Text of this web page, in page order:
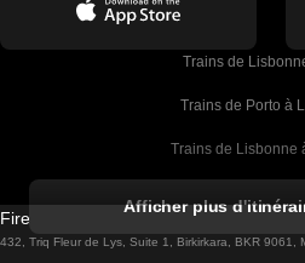
Trains de
Trains de Porto à
Trains de Lisbonne
Trains de Lisbonne
Afficher plus
Firebird GT Limited (OC 1451)
432, Triq Fleur de Lys, Suite 1, Birkirkara, BKR 9061,